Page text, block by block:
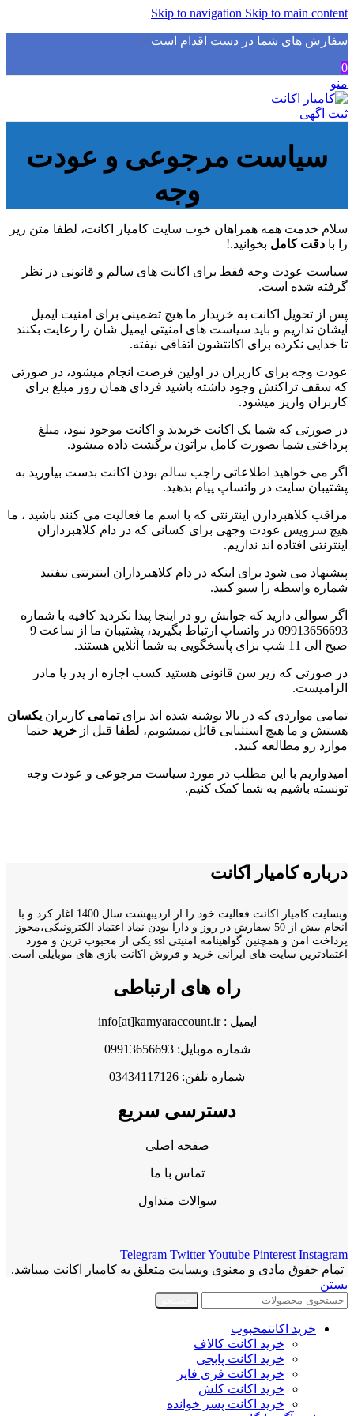
Skip to navigation Skip to main content
سفارش های شما در دست اقدام است✅
0
منو
ثبت اگهی
سیاست مرجوعی و عودت
وجه
سلام خدمت همه همراهان خوب سایت کامیار اکانت، لطفا متن زیر
را با دقت کامل بخوانید.!
سیاست عودت وجه فقط برای اکانت های سالم و قانونی در نظر
گرفته شده است.
پس از تحویل اکانت به خریدار ما هیچ تضمینی برای امنیت ایمیل
ایشان نداریم و باید سیاست های امنیتی ایمیل شان را رعایت بکنند
تا خدایی نکرده برای اکانتشون اتفاقی نیفته.
عودت وجه برای کاربران در اولین فرصت انجام میشود، در صورتی
که سقف تراکنش وجود داشته باشید فردای همان روز مبلغ برای
کاربران واریز میشود.
در صورتی که شما یک اکانت خریدید و اکانت موجود نبود، مبلغ
پرداختی شما بصورت کامل براتون برگشت داده میشود‌.
اگر می خواهید اطلاعاتی راجب سالم بودن اکانت بدست بیاورید به
پشتیبان سایت در واتساپ پیام بدهید.
مراقب کلاهبردارن اینترنتی که با اسم ما فعالیت می کنند باشید ، ما
هیچ سرویس عودت وجهی برای کسانی که در دام کلاهبرداران
اینترنتی افتاده اند نداریم.
پیشنهاد می شود برای اینکه در دام کلاهبرداران اینترنتی نیفتید
شماره واسطه را سیو کنید.
اگر سوالی دارید که جوابش رو در اینجا پیدا نکردید کافیه با شماره
09913656693 در واتساپ ارتباط بگیرید، پشتیبان ما از ساعت 9
صبح الی 11 شب برای پاسخگویی به شما آنلاین هستند.
در صورتی که زیر سن قانونی هستید کسب اجازه از پدر یا مادر
الزامیست.
تمامی مواردی که در بالا نوشته شده اند برایتمامی کاربران یکسان
هستش و ما هیچ استثنایی قائل نمیشویم، لطفا قبل از خرید حتما
موارد رو مطالعه کنید.
امیدواریم با این مطلب در مورد سیاست مرجوعی و عودت وجه
تونسته باشیم به شما کمک کنیم.
درباره کامیار اکانت
وبسایت کامیار اکانت فعالیت خود را از اردیبهشت سال 1400 اغاز کرد و با
انجام بیش از 50 سفارش در روز و دارا بودن نماد اعتماد الکترونیکی،مجوز
پرداخت امن و همچنین گواهینامه امنیتی ssl یکی از محبوب ترین و مورد
اعتمادترین سایت های ایرانی خرید و فروش اکانت بازی های موبایلی است.
راه های ارتباطی
ایمیل : info[at]kamyaraccount.ir
شماره موبایل: 09913656693
شماره تلفن: 03434117126
دسترسی سریع
صفحه اصلی
تماس با ما
سوالات متداول
Telegram TwitterYoutube Pinterest Instagram
تمام حقوق مادی و معنوی وبسایت متعلق به کامیار اکانت میباشد.
بستن
خرید اکانتمحبوب
خرید اکانت کالاف
خرید اکانت پابجی
خرید اکانت فری فایر
خرید اکانت کلش
خرید اکانت پسر خوانده